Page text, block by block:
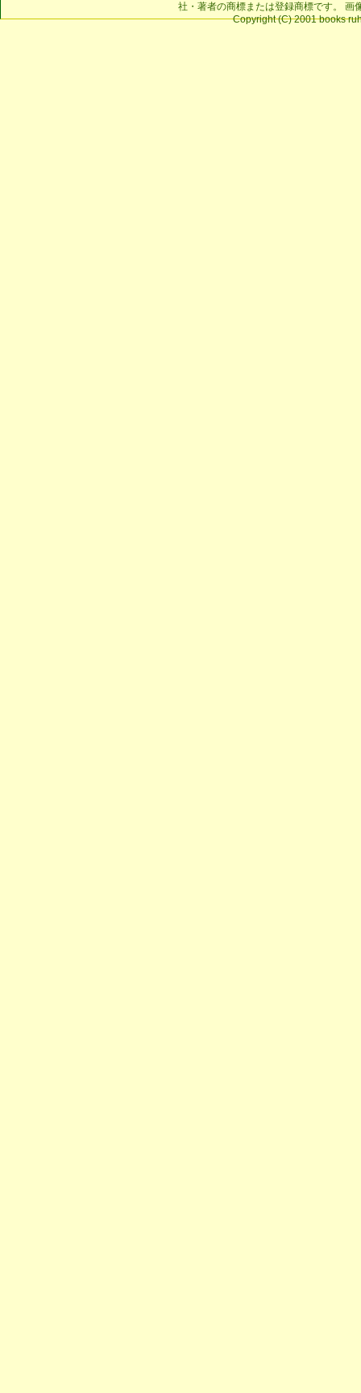
社・著者の商標または登録商標です。 画
Copyright (C) 2001 books